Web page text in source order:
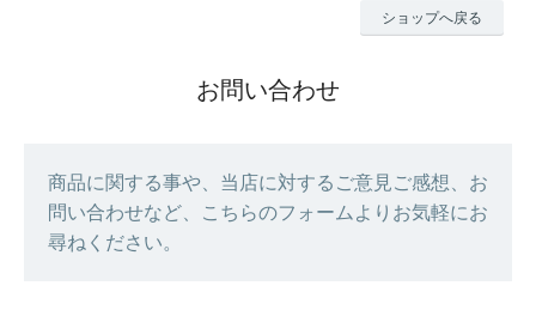
ショップへ戻る
お問い合わせ
商品に関する事や、当店に対するご意見ご感想、お
問い合わせなど、こちらのフォームよりお気軽にお
尋ねください。